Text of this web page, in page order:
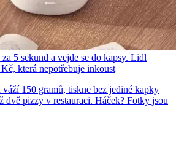
5 sekund a vejde se do kapsy. Lidl
která nepotřebuje inkoust
150 gramů, tiskne bez jediné kapky
dvě pizzy v restauraci. Háček? Fotky jsou